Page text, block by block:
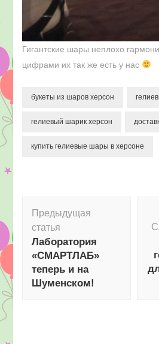
Гигантские шары неплохо
цифрами их так же есть у нас
букеты из шаров херсон
гелиевый шарик херсон
купить гелиевые шары в херсоне
по
записям
Предыдущая
статья
Лаборатория
«СМАРТЛАБ»
теперь и на
Шуменском!